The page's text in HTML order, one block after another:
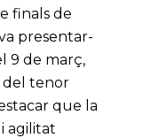
finals de
va presentar-
9 de març,
del tenor
que la
agilitat